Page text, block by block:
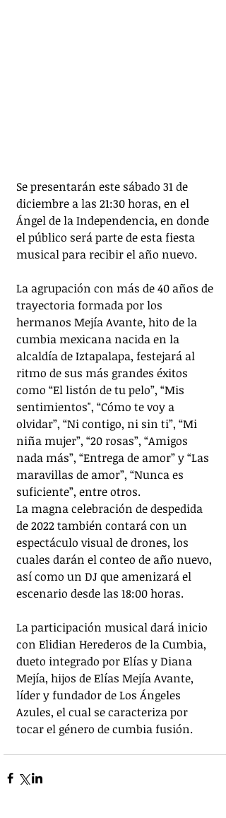
Se presentarán este sábado 31 de
diciembre a las 21:30 horas, en el
Ángel de la Independencia, en donde
el público será parte de esta fiesta
musical para recibir el año nuevo.
La agrupación con más de 40 años de
trayectoria formada por los
hermanos Mejía Avante, hito de la
cumbia mexicana nacida en la
alcaldía de Iztapalapa, festejará al
ritmo de sus más grandes éxitos
como “El listón de tu pelo”, “Mis
sentimientos", “Cómo te voy a
olvidar”, “Ni contigo, ni sin ti”, “Mi
niña mujer”, “20 rosas”, “Amigos
nada más”, “Entrega de amor” y “Las
maravillas de amor”, “Nunca es
suficiente”, entre otros.
La magna celebración de despedida
de 2022 también contará con un
espectáculo visual de drones, los
cuales darán el conteo de año nuevo,
así como un DJ que amenizará el
escenario desde las 18:00 horas.
La participación musical dará inicio
con Elidian Herederos de la Cumbia,
dueto integrado por Elías y Diana
Mejía, hijos de Elías Mejía Avante,
líder y fundador de Los Ángeles
Azules, el cual se caracteriza por
tocar el género de cumbia fusión.